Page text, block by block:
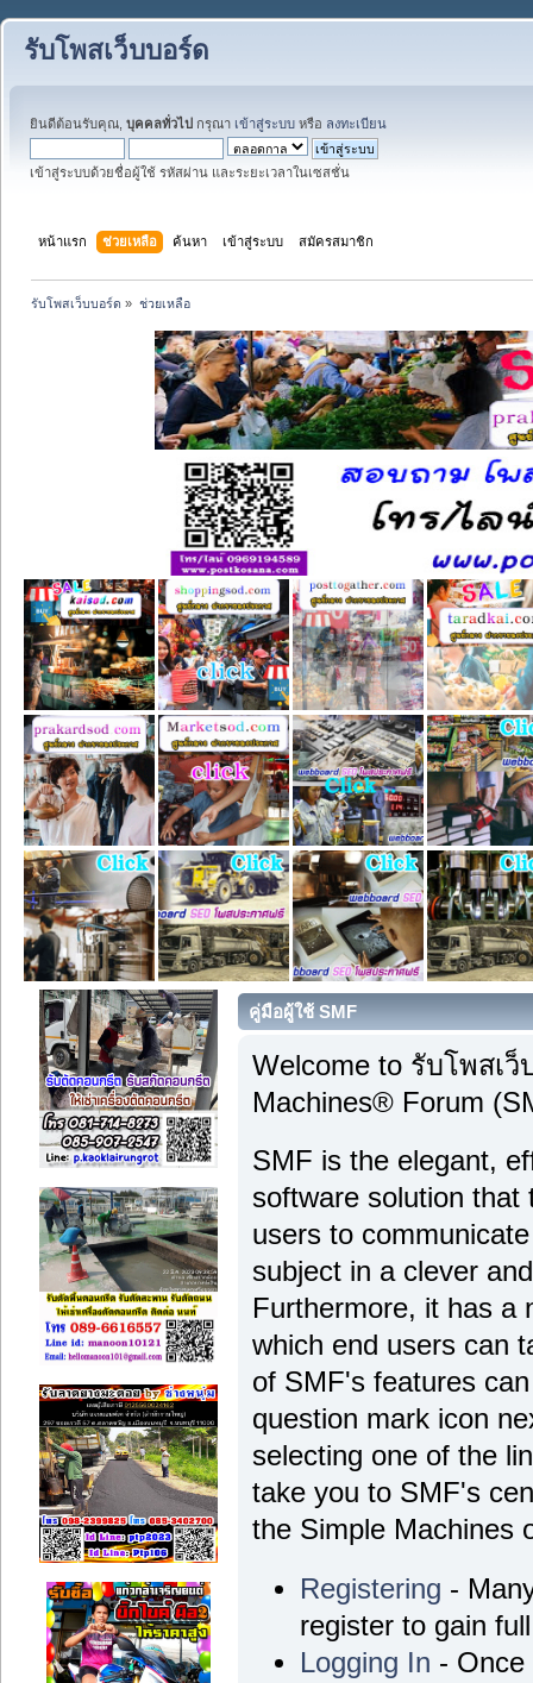
รับโพสเว็บบอร์ด
ยินดีต้อนรับคุณ, บุคคลทั่วไป กรุณา เข้าสู่ระบบ หรือ ลงทะเบียน
เข้าสู่ระบบด้วยชื่อผู้ใช้ รหัสผ่าน และระยะเวลาในเซสชั่น
หน้าแรก ช่วยเหลือ ค้นหา เข้าสู่ระบบ สมัครสมาชิก
รับโพสเว็บบอร์ด » ช่วยเหลือ
คู่มือผู้ใช้ SMF
Welcome to รับโพสเ
Machines® Forum
SMF is the elegant,
software solution that
users to
subject in a clever
Furthermore, it has a
which end users can
of SMF's features
question mark icon
selecting one of the
take you to SMF's
the Simple Machines
Registering -
register to gain
Logging In - Once